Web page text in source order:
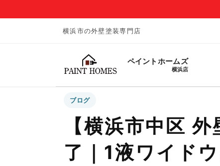
横浜市の外壁塗装専門店
ペイントホームズ
横浜店
ブログ
【横浜市中区
了｜1液ワイド